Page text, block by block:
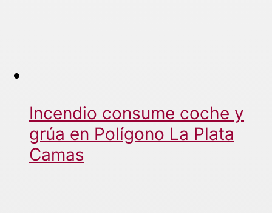
Incendio consume coche y
grúa en Polígono La Plata
Camas